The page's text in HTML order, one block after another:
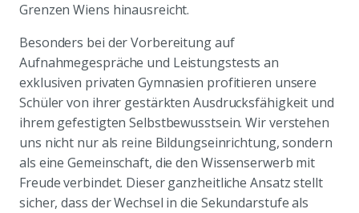
Grenzen Wiens hinausreicht.
Besonders bei der Vorbereitung auf
Aufnahmegespräche und Leistungstests an
exklusiven privaten Gymnasien profitieren unsere
Schüler von ihrer gestärkten Ausdrucksfähigkeit und
ihrem gefestigten Selbstbewusstsein. Wir verstehen
uns nicht nur als reine Bildungseinrichtung, sondern
als eine Gemeinschaft, die den Wissenserwerb mit
Freude verbindet. Dieser ganzheitliche Ansatz stellt
sicher, dass der Wechsel in die Sekundarstufe als